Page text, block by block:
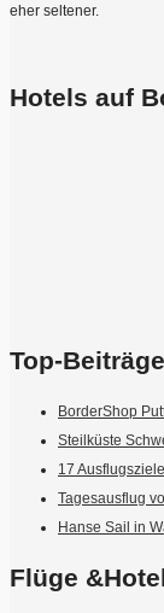
eher seltener.
Hotels auf
Top-Beiträge
BorderShop
Steilküste
17
Tagesausflug
Hanse Sail in
Flüge